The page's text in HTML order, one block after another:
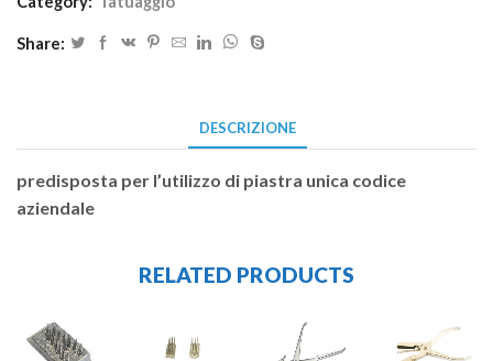
Share:
DESCRIZIONE
predisposta per l’utilizzo di piastra unica codice
aziendale
RELATED PRODUCTS